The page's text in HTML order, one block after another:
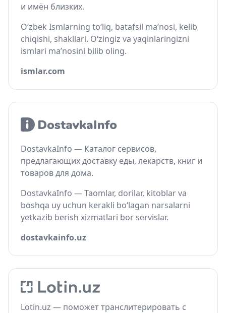
и имён близких.
O‘zbek Ismlarning to‘liq, batafsil ma’nosi, kelib
chiqishi, shakllari. O‘zingiz va yaqinlaringizni
ismlari ma’nosini bilib oling.
ismlar.com
DostavkaInfo — Каталог сервисов,
предлагающих доставку еды, лекарств, книг и
товаров для дома.
DostavkaInfo — Taomlar, dorilar, kitoblar va
boshqa uy uchun kerakli bo‘lagan narsalarni
yetkazib berish xizmatlari bor servislar.
dostavkainfo.uz
Lotin.uz — поможет транслитерировать с